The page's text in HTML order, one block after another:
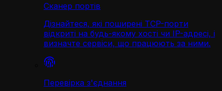
Сканер портів
Дізнайтеся, які поширені TCP-порти
відкриті на будь-якому хості чи IP-адресі, і
визначте сервіси, що працюють за ними.
Перевірка з'єднання